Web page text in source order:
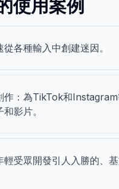
使用案例
各種輸入中創建迷因。
作：為TikTok和Instagram
影片。
輕受眾開發引人入勝的、